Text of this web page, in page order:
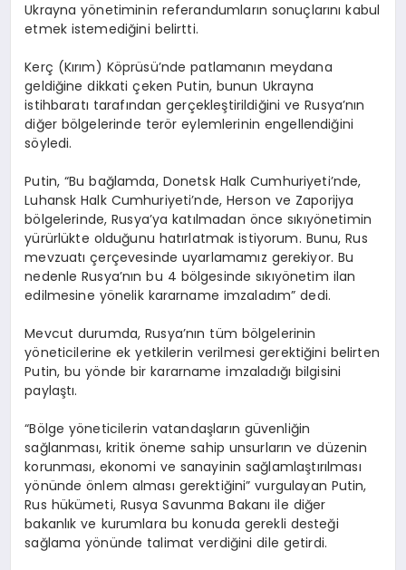
Ukrayna yönetiminin referandumların sonuçlarını kabul
etmek istemediğini belirtti.
Kerç (Kırım) Köprüsü’nde patlamanın meydana
geldiğine dikkati çeken Putin, bunun Ukrayna
istihbaratı tarafından gerçekleştirildiğini ve Rusya’nın
diğer bölgelerinde terör eylemlerinin engellendiğini
söyledi.
Putin, “Bu bağlamda, Donetsk Halk Cumhuriyeti’nde,
Luhansk Halk Cumhuriyeti’nde, Herson ve Zaporijya
bölgelerinde, Rusya’ya katılmadan önce sıkıyönetimin
yürürlükte olduğunu hatırlatmak istiyorum. Bunu, Rus
mevzuatı çerçevesinde uyarlamamız gerekiyor. Bu
nedenle Rusya’nın bu 4 bölgesinde sıkıyönetim ilan
edilmesine yönelik kararname imzaladım” dedi.
Mevcut durumda, Rusya’nın tüm bölgelerinin
yöneticilerine ek yetkilerin verilmesi gerektiğini belirten
Putin, bu yönde bir kararname imzaladığı bilgisini
paylaştı.
“Bölge yöneticilerin vatandaşların güvenliğin
sağlanması, kritik öneme sahip unsurların ve düzenin
korunması, ekonomi ve sanayinin sağlamlaştırılması
yönünde önlem alması gerektiğini” vurgulayan Putin,
Rus hükümeti, Rusya Savunma Bakanı ile diğer
bakanlık ve kurumlara bu konuda gerekli desteği
sağlama yönünde talimat verdiğini dile getirdi.